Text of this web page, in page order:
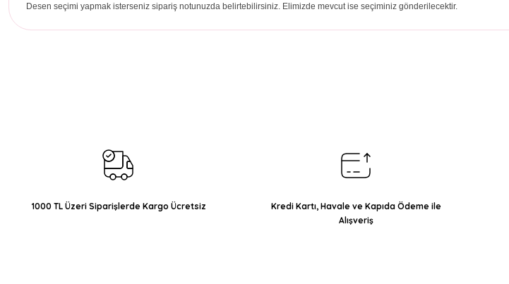
Desen seçimi yapmak isterseniz sipariş notunuzda belirtebilirsiniz. Elimizde mevcut ise seçiminiz gönderilecektir.
Ürün fiyatı diğer sitelerden daha pahalı.
Bu ürüne benzer farklı alternatifler olmalı.
1000 TL Üzeri Siparişlerde Kargo Ücretsiz
Kredi Kartı, Havale ve Kapıda Ödeme ile
Alışveriş